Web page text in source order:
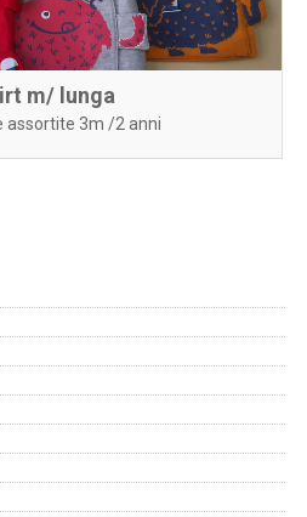
m/ lunga
assortite 3m /2 anni